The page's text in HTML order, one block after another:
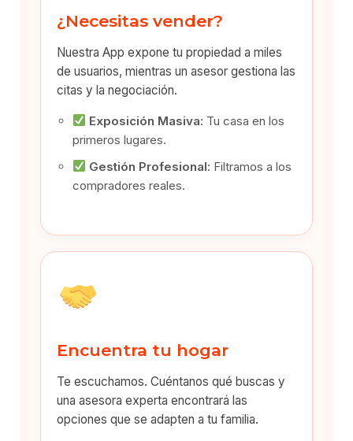
¿Necesitas vender?
Nuestra App expone tu propiedad a miles
de usuarios, mientras un asesor gestiona las
citas y la negociación.
Exposición Masiva: Tu casa en los
primeros lugares.
Gestión Profesional: Filtramos a los
compradores reales.
Encuentra tu hogar
Te escuchamos. Cuéntanos qué buscas y
una asesora experta encontrará las
opciones que se adapten a tu familia.